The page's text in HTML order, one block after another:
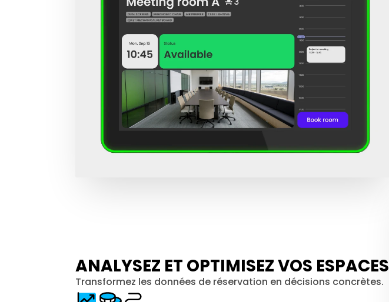
ANALYSEZ ET OPTIMISEZ VOS ESPACES
Transformez les données de réservation en décisions concrètes.